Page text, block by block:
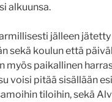
alkuunsa.
jälleen
sekä koulun että
myös paikallinen
voisi pitää sisällään
tiloihin, sekä